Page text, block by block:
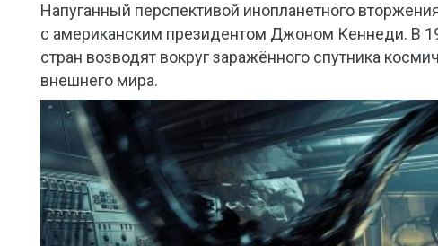
Напуганный перспективой инопланетного
с американским президентом Джоном Кеннеди. В
стран возводят вокруг заражённого спутника
внешнего мира.